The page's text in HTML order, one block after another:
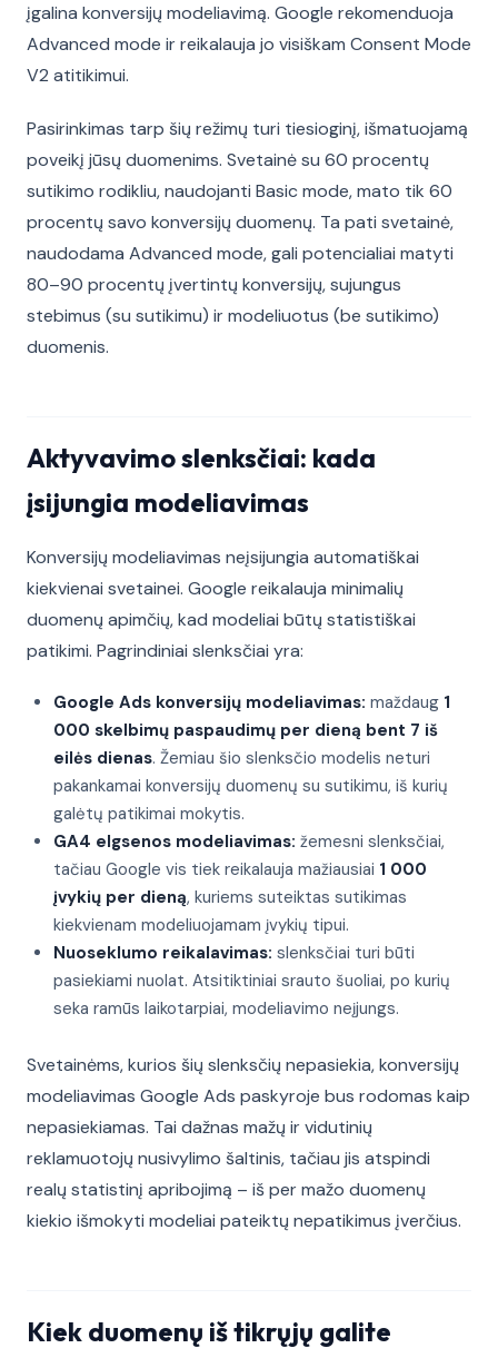
įgalina konversijų modeliavimą. Google rekomenduoja
Advanced mode ir reikalauja jo visiškam Consent Mode
V2 atitikimui.
Pasirinkimas tarp šių režimų turi tiesioginį, išmatuojamą
poveikį jūsų duomenims. Svetainė su 60 procentų
sutikimo rodikliu, naudojanti Basic mode, mato tik 60
procentų savo konversijų duomenų. Ta pati svetainė,
naudodama Advanced mode, gali potencialiai matyti
80–90 procentų įvertintų konversijų, sujungus
stebimus (su sutikimu) ir modeliuotus (be sutikimo)
duomenis.
Aktyvavimo slenksčiai: kada
įsijungia modeliavimas
Konversijų modeliavimas neįsijungia automatiškai
kiekvienai svetainei. Google reikalauja minimalių
duomenų apimčių, kad modeliai būtų statistiškai
patikimi. Pagrindiniai slenksčiai yra:
Google Ads konversijų modeliavimas: maždaug 1
000 skelbimų paspaudimų per dieną bent 7 iš
eilės dienas. Žemiau šio slenksčio modelis neturi
pakankamai konversijų duomenų su sutikimu, iš kurių
galėtų patikimai mokytis.
GA4 elgsenos modeliavimas: žemesni slenksčiai,
tačiau Google vis tiek reikalauja mažiausiai 1 000
įvykių per dieną, kuriems suteiktas sutikimas
kiekvienam modeliuojamam įvykių tipui.
Nuoseklumo reikalavimas: slenksčiai turi būti
pasiekiami nuolat. Atsitiktiniai srauto šuoliai, po kurių
seka ramūs laikotarpiai, modeliavimo neįjungs.
Svetainėms, kurios šių slenksčių nepasiekia, konversijų
modeliavimas Google Ads paskyroje bus rodomas kaip
nepasiekiamas. Tai dažnas mažų ir vidutinių
reklamuotojų nusivylimo šaltinis, tačiau jis atspindi
realų statistinį apribojimą – iš per mažo duomenų
kiekio išmokyti modeliai pateiktų nepatikimus įverčius.
Kiek duomenų iš tikrųjų galite